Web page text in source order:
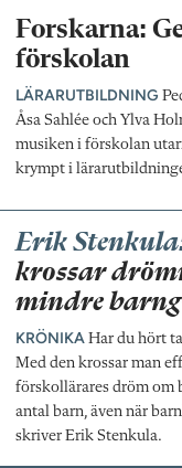
Forskarna:
förskolan
LÄRARUTBILDNING
Åsa Sahlée och Ylva
musiken i förskolan
krympt i
Erik
krossar
mindre
KRÖNIKA Har du hört
Med den krossar man
förskollärares dröm om
antal barn, även när
skriver Erik Stenkula.